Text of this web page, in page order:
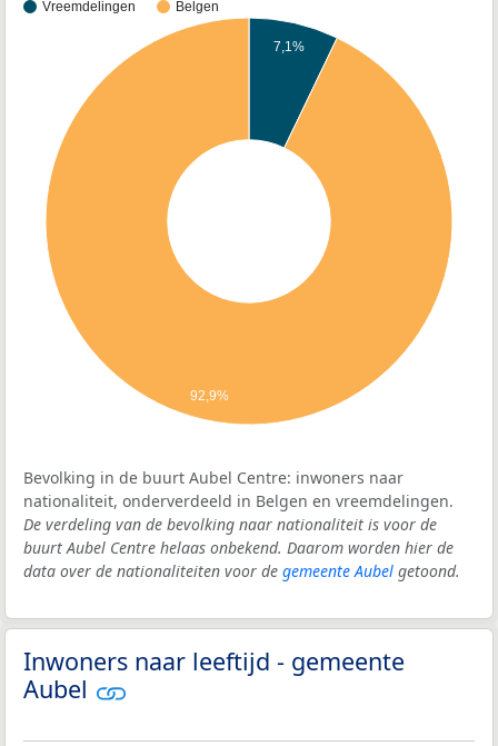
Vreemdelingen Belgen
7,1%
92,9%
Bevolking in de buurt Aubel Centre: inwoners naar
nationaliteit, onderverdeeld in Belgen en vreemdelingen.
De verdeling van de bevolking naar nationaliteit is voor de
buurt Aubel Centre helaas onbekend. Daarom worden hier de
data over de nationaliteiten voor de gemeente Aubel getoond.
Inwoners naar leeftijd - gemeente
Aubel